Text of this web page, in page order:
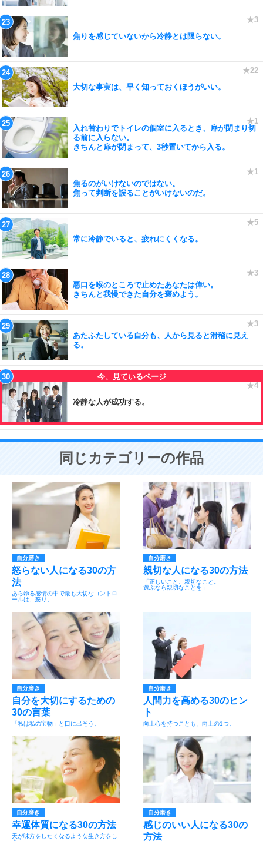
焦りを感じていないから冷静とは限らない。
大切な事実は、早く知っておくほうがいい。
入れ替わりでトイレの個室に入るとき、扉が閉まり切
る前に入らない。
きちんと扉が閉まって、3秒置いてから入る。
焦るのがいけないのではない。
焦って判断を誤ることがいけないのだ。
常に冷静でいると、疲れにくくなる。
悪口を喉のところで止めたあなたは偉い。
きちんと我慢できた自分を褒めよう。
あたふたしている自分も、人から見ると滑稽に見え
る。
冷静な人が成功する。
同じカテゴリーの作品
自分磨き
怒らない人になる30の方
法
あらゆる感情の中で最も大切なコントロ
ールは、怒り。
自分磨き
親切な人になる30の方法
「正しいこと、親切なこと。
選ぶなら親切なことを」
自分磨き
自分を大切にするための
30の言葉
「私は私の宝物」と口に出そう。
自分磨き
人間力を高める30のヒン
ト
向上心を持つことも、向上の1つ。
自分磨き
幸運体質になる30の方法
天が味方をしたくなるような生き方をし
自分磨き
感じのいい人になる30の
方法